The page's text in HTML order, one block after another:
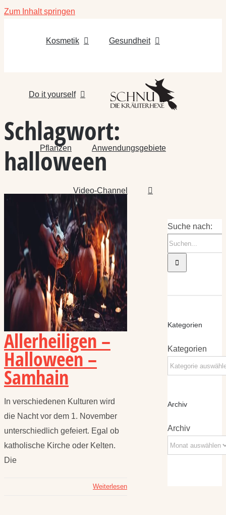
Zum Inhalt springen
Kosmetik Gesundheit
Do it yourself
Pflanzen Anwendungsgebiete
Video-Channel
Schlagwort:
halloween
Allerheiligen –
Halloween –
Samhain
In verschiedenen Kulturen wird
die Nacht vor dem 1. November
unterschiedlich gefeiert. Egal ob
katholische Kirche oder Kelten.
Die
Weiterlesen
Suche nach:
Kategorien
Kategorien
Archiv
Archiv